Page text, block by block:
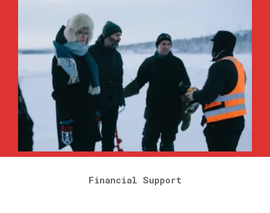
Financial Support